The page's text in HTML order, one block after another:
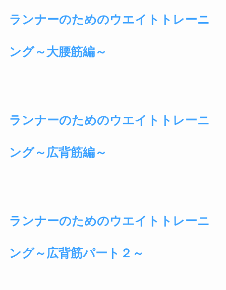
ランナーのためのウエイトトレーニ
ング～大腰筋編～
ランナーのためのウエイトトレーニ
ング～広背筋編～
ランナーのためのウエイトトレーニ
ング～広背筋パート２～